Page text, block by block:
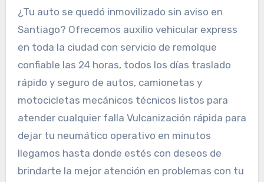
¿Tu auto se quedó inmovilizado sin aviso en
Santiago? Ofrecemos auxilio vehicular express
en toda la ciudad con servicio de remolque
confiable las 24 horas, todos los días traslado
rápido y seguro de autos, camionetas y
motocicletas mecánicos técnicos listos para
atender cualquier falla Vulcanización rápida para
dejar tu neumático operativo en minutos
llegamos hasta donde estés con deseos de
brindarte la mejor atención en problemas con tu